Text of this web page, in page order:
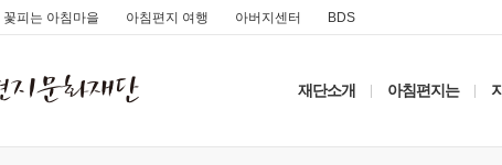
꽃피는 아침마을 아침편지 여행 아버지센터 BDS
재단소개 아침편지는